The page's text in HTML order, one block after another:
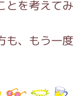
とを考えて
も、もう一